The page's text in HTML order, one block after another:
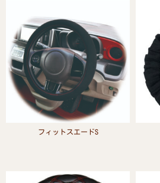
フィットスエードS